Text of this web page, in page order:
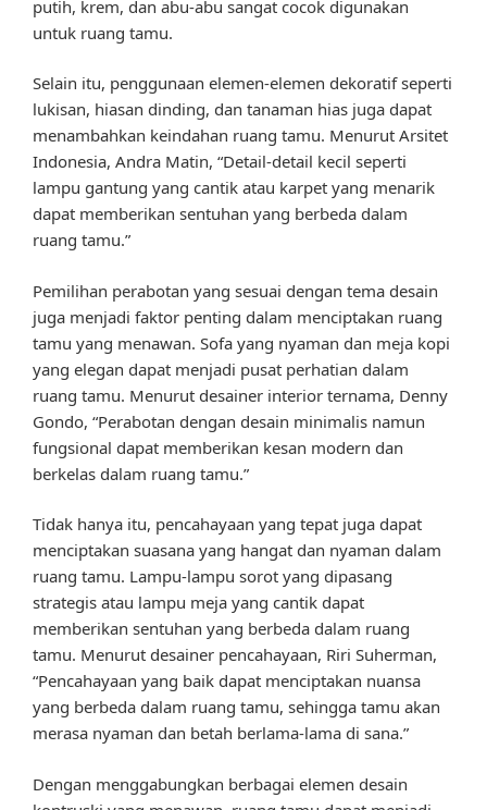
putih, krem, dan abu-abu sangat cocok digunakan
untuk ruang tamu.
Selain itu, penggunaan elemen-elemen dekoratif seperti
lukisan, hiasan dinding, dan tanaman hias juga dapat
menambahkan keindahan ruang tamu. Menurut Arsitet
Indonesia, Andra Matin, “Detail-detail kecil seperti
lampu gantung yang cantik atau karpet yang menarik
dapat memberikan sentuhan yang berbeda dalam
ruang tamu.”
Pemilihan perabotan yang sesuai dengan tema desain
juga menjadi faktor penting dalam menciptakan ruang
tamu yang menawan. Sofa yang nyaman dan meja kopi
yang elegan dapat menjadi pusat perhatian dalam
ruang tamu. Menurut desainer interior ternama, Denny
Gondo, “Perabotan dengan desain minimalis namun
fungsional dapat memberikan kesan modern dan
berkelas dalam ruang tamu.”
Tidak hanya itu, pencahayaan yang tepat juga dapat
menciptakan suasana yang hangat dan nyaman dalam
ruang tamu. Lampu-lampu sorot yang dipasang
strategis atau lampu meja yang cantik dapat
memberikan sentuhan yang berbeda dalam ruang
tamu. Menurut desainer pencahayaan, Riri Suherman,
“Pencahayaan yang baik dapat menciptakan nuansa
yang berbeda dalam ruang tamu, sehingga tamu akan
merasa nyaman dan betah berlama-lama di sana.”
Dengan menggabungkan berbagai elemen desain